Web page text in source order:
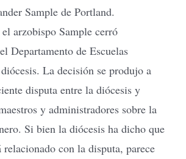
Sample de Portland.
arzobispo Sample cerró
Departamento de Escuelas
La decisión se produjo a
disputa entre la diócesis y
y administradores sobre la
Si bien la diócesis ha dicho que
relacionado con la disputa, parece